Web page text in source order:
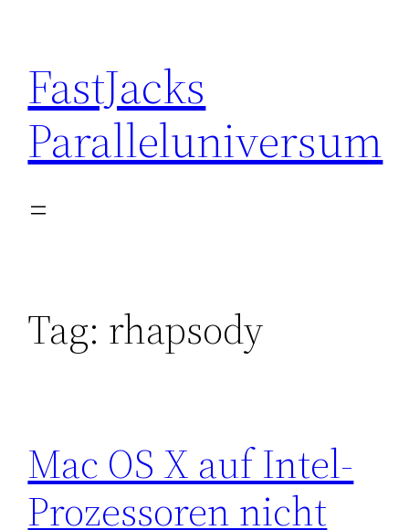
content
FastJacks
Paralleluniversum
Tag: rhapsody
Mac OS X auf Intel-
Prozessoren nicht